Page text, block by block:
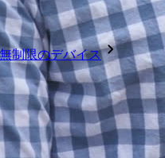
制限のデバイス